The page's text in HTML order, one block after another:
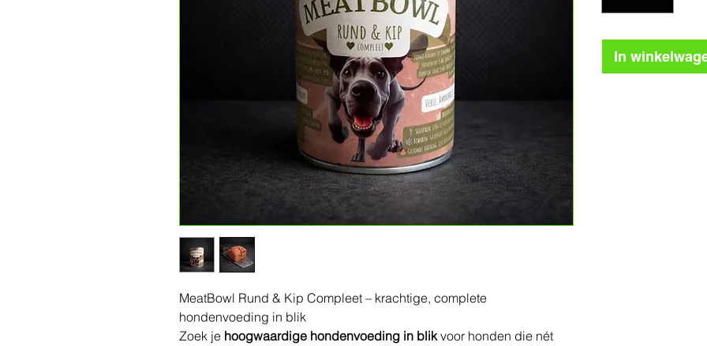
MeatBowl Rund & Kip Compleet – krachtige, complete
hondenvoeding in blik
Zoek je hoogwaardige hondenvoeding in blikvoor honden die nét
In